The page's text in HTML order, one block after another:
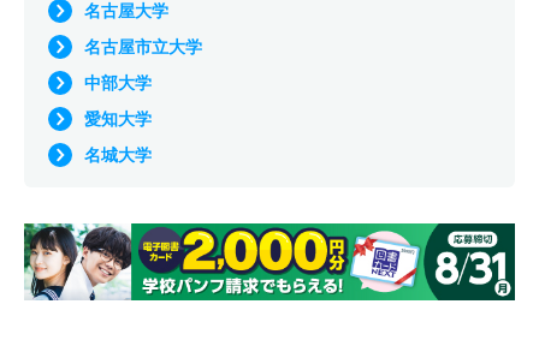
名古屋大学
名古屋市立大学
中部大学
愛知大学
名城大学